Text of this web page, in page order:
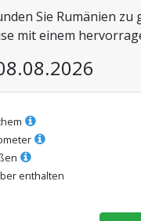
Sie Rumänien zu
mit einem
enthalten